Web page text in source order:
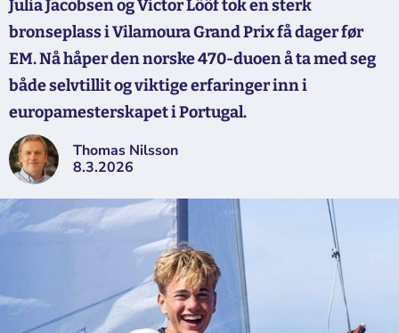
Julia Jacobsen og Victor Lööf tok en sterk
bronseplass i Vilamoura Grand Prix få dager før
EM. Nå håper den norske 470-duoen å ta med seg
både selvtillit og viktige erfaringer inn i
europamesterskapet i Portugal.
Thomas Nilsson
8.3.2026